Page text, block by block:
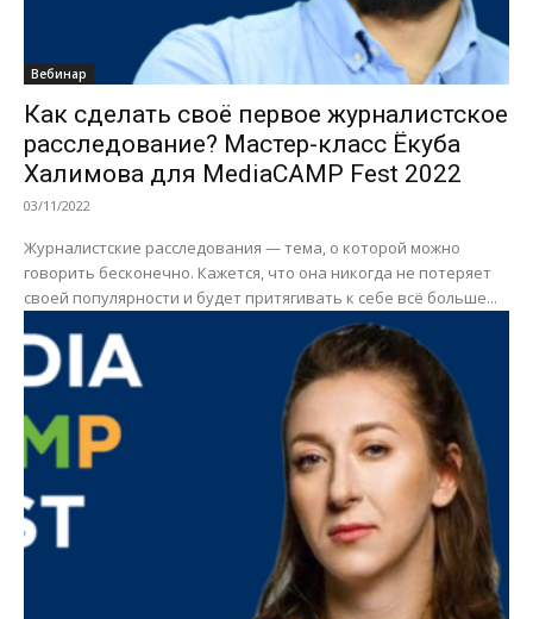
Вебинар
Как сделать своё первое журналистское
расследование? Мастер-класс Ёкуба
Халимова для MediaCAMP Fest 2022
03/11/2022
Журналистские расследования — тема, о которой можно
говорить бесконечно. Кажется, что она никогда не потеряет
своей популярности и будет притягивать к себе всё больше...